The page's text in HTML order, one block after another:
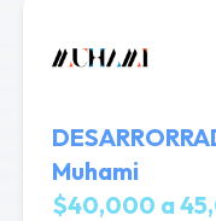
Muhami
$40,000 a